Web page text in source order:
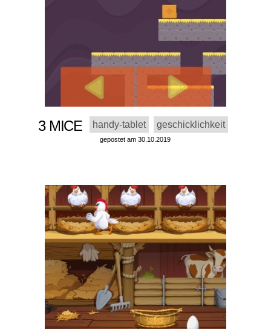
3 MICE handy-tablet geschicklichkeit
gepostet am 30.10.2019